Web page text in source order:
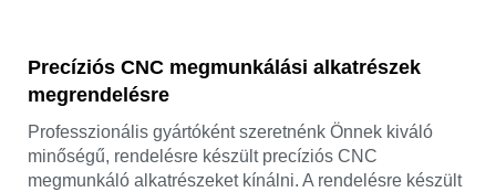
Precíziós CNC megmunkálási alkatrészek
megrendelésre
Professzionális gyártóként szeretnénk Önnek kiváló
minőségű, rendelésre készült precíziós CNC
megmunkáló alkatrészeket kínálni. A rendelésre készült